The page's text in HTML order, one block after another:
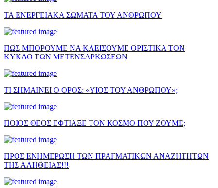
ΤΑ ΕΝΕΡΓΕΙΑΚΑ ΣΩΜΑΤΑ ΤΟΥ ΑΝΘΡΩΠΟΥ
ΠΩΣ ΜΠΟΡΟΥΜΕ ΝΑ ΚΛΕΙΣΟΥΜΕ ΟΡΙΣΤΙΚΑ ΤΟΝ
ΚΥΚΛΟ ΤΩΝ ΜΕΤΕΝΣΑΡΚΩΣΕΩΝ
ΤΙ ΣΗΜΑΙΝΕΙ Ο ΟΡΟΣ: «ΥΙΟΣ ΤΟΥ ΑΝΘΡΩΠΟΥ»;
ΠΟΙΟΣ ΘΕΟΣ ΕΦΤΙΑΞΕ ΤΟΝ ΚΟΣΜΟ ΠΟΥ ΖΟΥΜΕ;
ΠΡΟΣ ΕΝΗΜΕΡΩΣΗ ΤΩΝ ΠΡΑΓΜΑΤΙΚΩΝ ΑΝΑΖΗΤΗΤΩΝ
ΤΗΣ ΑΛΗΘΕΙΑΣ!!!